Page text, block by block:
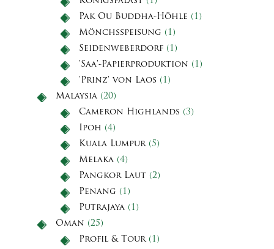
Pak Ou Buddha-Höhle (1)
Mönchsspeisung (1)
Seidenweberdorf (1)
'Saa'-Papierproduktion (1)
'Prinz' von Laos (1)
Malaysia (20)
Cameron Highlands (3)
Ipoh (4)
Kuala Lumpur(5)
Melaka (4)
Pangkor Laut (2)
Penang (1)
Putrajaya (1)
Oman (25)
Profil & Tour(1)